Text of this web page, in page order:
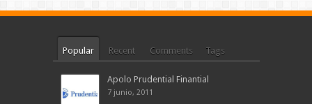
Popular Recent Comments Tags
Apolo Prudential Finantial
7 junio, 2011